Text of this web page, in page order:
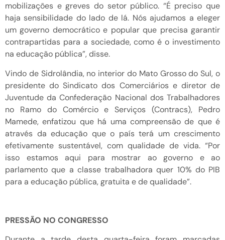
mobilizações e greves do setor público. “É preciso que
haja sensibilidade do lado de lá. Nós ajudamos a eleger
um governo democrático e popular que precisa garantir
contrapartidas para a sociedade, como é o investimento
na educação pública”, disse.
Vindo de Sidrolândia, no interior do Mato Grosso do Sul, o
presidente do Sindicato dos Comerciários e diretor de
Juventude da Confederação Nacional dos Trabalhadores
no Ramo do Comércio e Serviços (Contracs), Pedro
Mamede, enfatizou que há uma compreensão de que é
através da educação que o país terá um crescimento
efetivamente sustentável, com qualidade de vida. “Por
isso estamos aqui para mostrar ao governo e ao
parlamento que a classe trabalhadora quer 10% do PIB
para a educação pública, gratuita e de qualidade”.
PRESSÃO NO CONGRESSO